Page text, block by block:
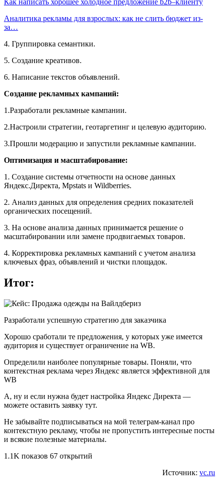
Как написать хорошее холодное предложение b2b–клиенту
Аналитика рекламы для взрослых: как не слить бюджет из-
за…
4. Группировка семантики.
5. Создание креативов.
6. Написание текстов объявлений.
Создание рекламных кампаний:
1.Разработали рекламные кампании.
2.Настроили стратегии, геотаргетинг и целевую аудиторию.
3.Прошли модерацию и запустили рекламные кампании.
Оптимизация и масштабирование:
1. Создание системы отчетности на основе данных
Яндекс.Директа, Mpstats и Wildberries.
2. Анализ данных для определения средних показателей
органических посещений.
3. На основе анализа данных принимается решение о
масштабировании или замене продвигаемых товаров.
4. Корректировка рекламных кампаний с учетом анализа
ключевых фраз, объявлений и чистки площадок.
Итог:
Разработали успешную стратегию для заказчика
Хорошо сработали те предложения, у которых уже имеется
аудитория и существует ограничение на WB.
Определили наиболее популярные товары. Поняли, что
контекстная реклама через Яндекс является эффективной для
WB
А, ну и если нужна будет настройка Яндекс Директа —
можете оставить заявку тут.
Не забывайте подписываться на мой телеграм-канал про
контекстную рекламу, чтобы не пропустить интересные посты
и всякие полезные материалы.
1.1K показов 67 открытий
Источник: vc.ru